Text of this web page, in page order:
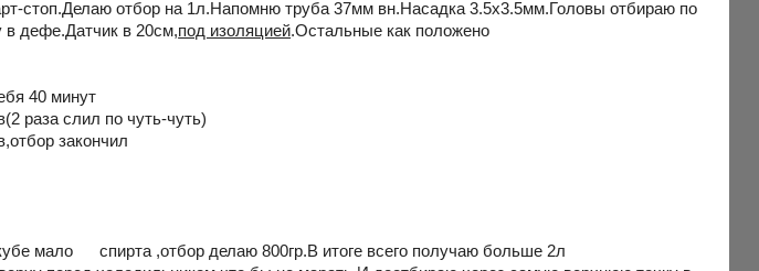
стоп.Делаю отбор на 1л.Напомню труба 37мм вн.Насадка 3.5х3.5мм.Головы отбираю по
дефе.Датчик в 20см,под изоляцией.Остальные как положено
40 минут
слил по чуть-чуть)
закончил
спирта ,отбор делаю 800гр.В итоге всего получаю больше 2л